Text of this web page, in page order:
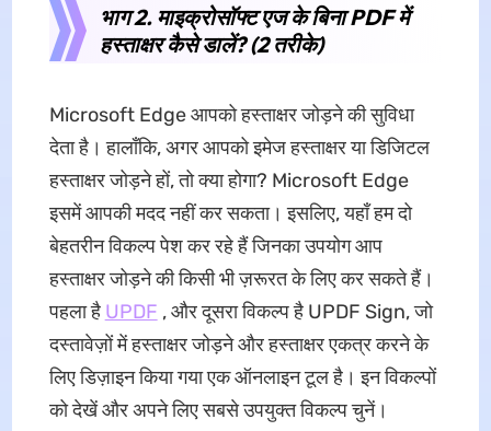
भाग 2. माइक्रोसॉफ्ट एज के बिना PDF में
हस्ताक्षर कैसे डालें? (2 तरीके)
Microsoft Edge आपको हस्ताक्षर जोड़ने की सुविधा
देता है। हालाँकि, अगर आपको इमेज हस्ताक्षर या डिजिटल
हस्ताक्षर जोड़ने हों, तो क्या होगा? Microsoft Edge
इसमें आपकी मदद नहीं कर सकता। इसलिए, यहाँ हम दो
बेहतरीन विकल्प पेश कर रहे हैं जिनका उपयोग आप
हस्ताक्षर जोड़ने की किसी भी ज़रूरत के लिए कर सकते हैं।
पहला है UPDF , और दूसरा विकल्प है UPDF Sign, जो
दस्तावेज़ों में हस्ताक्षर जोड़ने और हस्ताक्षर एकत्र करने के
लिए डिज़ाइन किया गया एक ऑनलाइन टूल है। इन विकल्पों
को देखें और अपने लिए सबसे उपयुक्त विकल्प चुनें।